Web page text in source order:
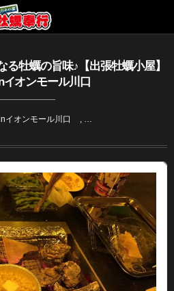
牡蠣の旨味♪【出張牡蠣小屋】
イオンモール川口
イオンモール川口